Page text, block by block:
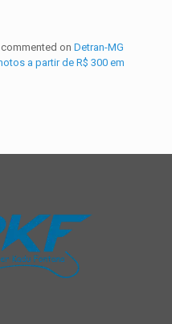
commented on Detran-MG
a partir de R$ 300 em